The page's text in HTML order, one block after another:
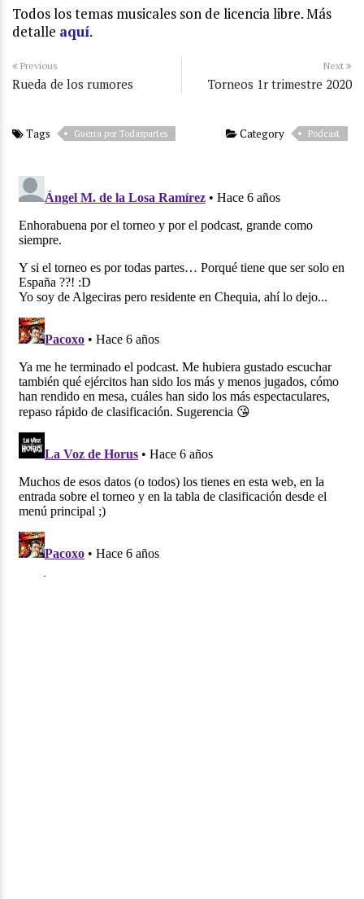
Todos los temas musicales son de licencia libre. Más
detalle aquí.
Previous
Rueda de los rumores
Next
Torneos 1r trimestre 2020
Tags Guerra por Todaspartes Category Podcast